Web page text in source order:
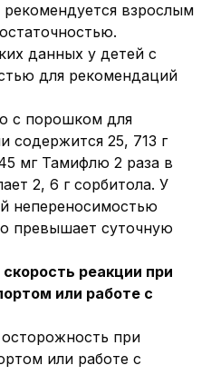
взрослым
данных у детей с
для рекомендаций
с порошком для
содержится 25, 713 г
мг Тамифлю 2 раза в
2, 6 г сорбитола. У
непереносимостью
превышает суточную
реакции при
или работе с
при
или работе с